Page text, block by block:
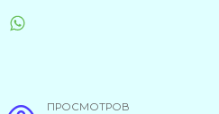
ПРОСМОТРОВ